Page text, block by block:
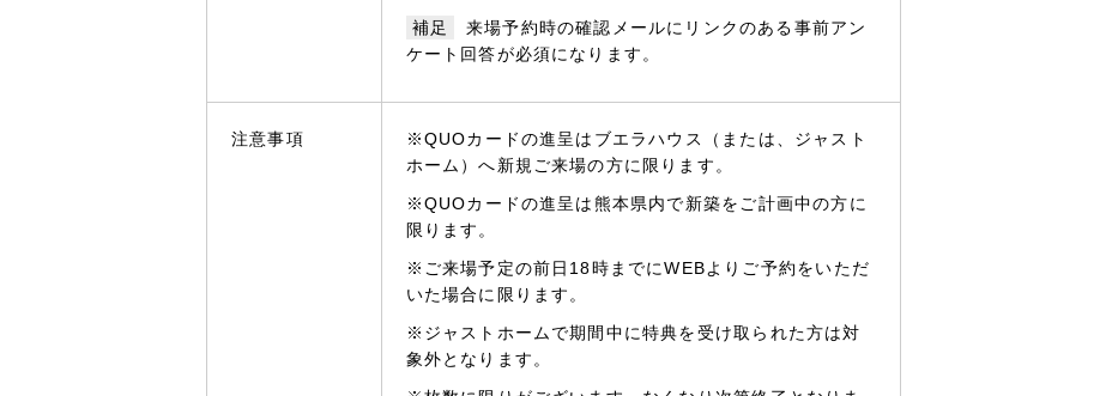
補足
来場予約時の確認メールにリンクのある事前アン
ケート回答が必須になります。
注意事項
※QUOカードの進呈はブエラハウス（または、ジャスト
ホーム）へ新規ご来場の方に限ります。
※QUOカードの進呈は熊本県内で新築をご計画中の方に
限ります。
※ご来場予定の前日18時までにWEBよりご予約をいただ
いた場合に限ります。
※ジャストホームで期間中に特典を受け取られた方は対
象外となります。